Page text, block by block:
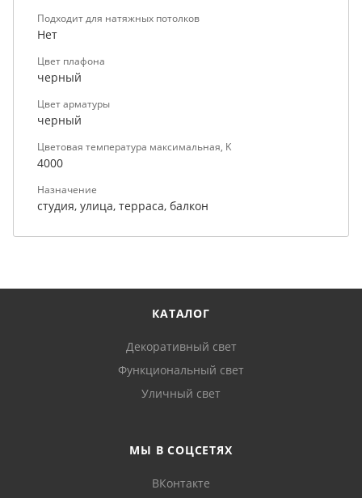
Подходит для натяжных потолков
Нет
Цвет плафона
черный
Цвет арматуры
черный
Цветовая температура максимальная, K
4000
Назначение
студия, улица, терраса, балкон
КАТАЛОГ
Декоративный свет
Функциональный свет
Уличный свет
МЫ В СОЦСЕТЯХ
ВКонтакте